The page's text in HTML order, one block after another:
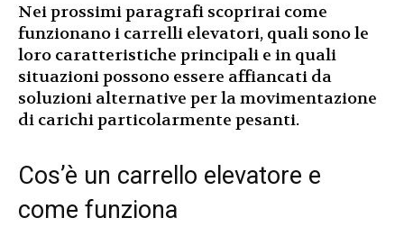
Nei prossimi paragrafi scoprirai come
funzionano i carrelli elevatori, quali sono le
loro caratteristiche principali e in quali
situazioni possono essere affiancati da
soluzioni alternative per la movimentazione
di carichi particolarmente pesanti.
Cos’è un carrello elevatore e
come funziona